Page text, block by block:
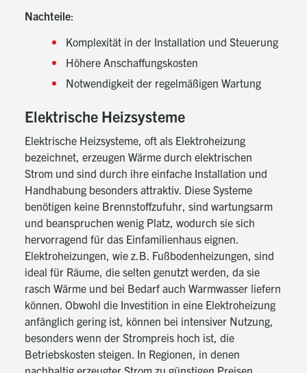
Nachteile:
Komplexität in der Installation und Steuerung
Höhere Anschaffungskosten
Notwendigkeit der regelmäßigen Wartung
Elektrische Heizsysteme
Elektrische Heizsysteme, oft als Elektroheizung
bezeichnet, erzeugen Wärme durch elektrischen
Strom und sind durch ihre einfache Installation und
Handhabung besonders attraktiv. Diese Systeme
benötigen keine Brennstoffzufuhr, sind wartungsarm
und beanspruchen wenig Platz, wodurch sie sich
hervorragend für das Einfamilienhaus eignen.
Elektroheizungen, wie z.B. Fußbodenheizungen, sind
ideal für Räume, die selten genutzt werden, da sie
rasch Wärme und bei Bedarf auch Warmwasser liefern
können. Obwohl die Investition in eine Elektroheizung
anfänglich gering ist, können bei intensiver Nutzung,
besonders wenn der Strompreis hoch ist, die
Betriebskosten steigen. In Regionen, in denen
nachhaltig erzeugter Strom zu günstigen Preisen